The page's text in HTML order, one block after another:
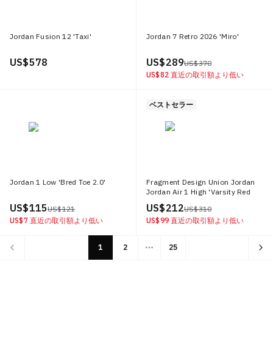
Jordan Fusion 12 'Taxi'
US$ 578
Jordan 7 Retro 2026 'Miro'
US$ 289US$ 370
US$ 82 直近の取引額より低い
Jordan 1 Low 'Bred Toe 2.0'
US$ 115US$ 121
US$ 7 直近の取引額より低い
ベストセラー
Fragment Design Union Jordan
Jordan Air 1 High 'Varsity Red
Sport Royal'
US$ 212US$ 310
US$ 99 直近の取引額より低い
1 2
More pages
25